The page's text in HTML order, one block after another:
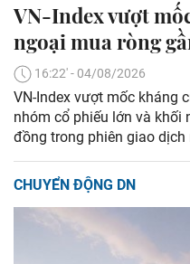
VN-Index vượt
ngoại mua ròng
16:22' - 04/08/2026
VN-Index vượt mốc kháng
nhóm cổ phiếu lớn và khối
đồng trong phiên giao dịch
CHUYỂN ĐỘNG DN